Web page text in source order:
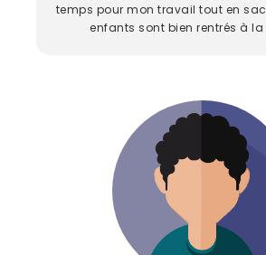
temps pour mon travail tout en
enfants sont bien rentrés à